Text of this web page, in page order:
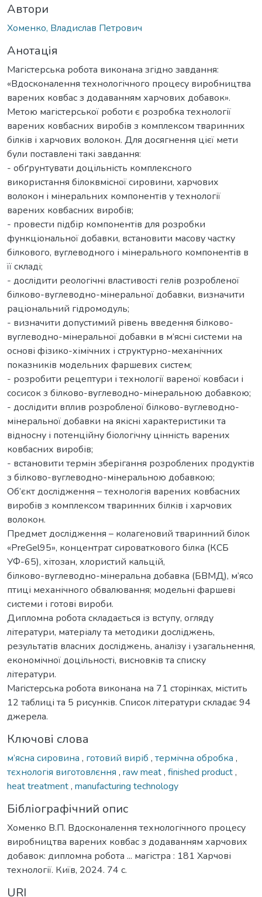
Автори
Хоменко, Владислав Петрович
Анотація
Магістерська робота виконана згідно завдання:
«Вдосконалення технологічного процесу виробництва
варених ковбас з додаванням харчових добавок».
Метою магістерської роботи є розробка технології
варених ковбасних виробів з комплексом тваринних
білків і харчових волокон. Для досягнення цієї мети
були поставлені такі завдання:
- обґрунтувати доцільність комплексного
використання білоквмісної сировини, харчових
волокон і мінеральних компонентів у технології
варених ковбасних виробів;
- провести підбір компонентів для розробки
функціональної добавки, встановити масову частку
білкового, вуглеводного і мінерального компонентів в
її складі;
- дослідити реологічні властивості гелів розробленої
білково-вуглеводно-мінеральної добавки, визначити
раціональний гідромодуль;
- визначити допустимий рівень введення білково-
вуглеводно-мінеральної добавки в м’ясні системи на
основі фізико-хімічних і структурно-механічних
показників модельних фаршевих систем;
- розробити рецептури і технології вареної ковбаси і
сосисок з білково-вуглеводно-мінеральною добавкою;
- дослідити вплив розробленої білково-вуглеводно-
мінеральної добавки на якісні характеристики та
відносну і потенційну біологічну цінність варених
ковбасних виробів;
- встановити термін зберігання розроблених продуктів
з білково-вуглеводно-мінеральною добавкою;
Об’єкт дослідження – технологія варених ковбасних
виробів з комплексом тваринних білків і харчових
волокон.
Предмет дослідження – колагеновий тваринний білок
«PreGel95», концентрат сироваткового білка (КСБ
УФ-65), хітозан, хлористий кальцій,
білково-вуглеводно-мінеральна добавка (БВМД), м’ясо
птиці механічного обвалювання; модельні фаршеві
системи і готові вироби.
Дипломна робота складається із вступу, oгляду
літератури, матеріалу та методики досліджень,
результатів власних досліджень, аналізу і узагальнення,
економічної доцільності, висновків та списку
літератури.
Мaгicтepcькa poбoтa викoнaнa нa 71 cтopiнкax, містить
12 таблиці та 5 рисунків. Список літератури складає 94
джерела.
Ключові слова
м’ясна сировина , готовий виріб , термічна обробка ,
тєхнологія виготовлєння , raw meat, finished product,
heat treatment, manufacturing technology
Бібліографічний опис
Хоменко В.П. Вдосконалення технологічного процесу
виробництва варених ковбас з додаванням харчових
добавок: дипломна робота ... магістра : 181 Харчові
технології. Київ, 2024. 74 с.
URI